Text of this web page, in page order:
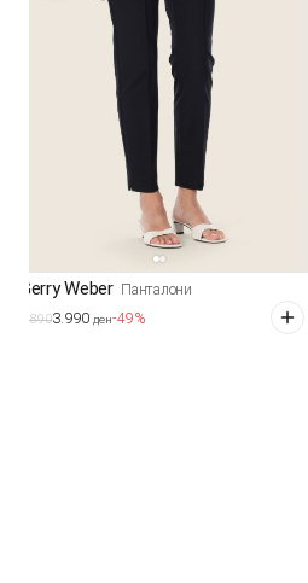
Gerry Weber Панталони
7.8903.990 ден-49%